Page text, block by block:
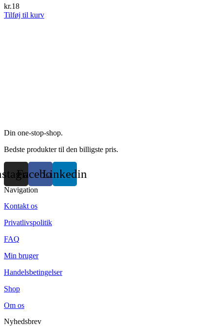
kr.18
Tilføj til kurv
Din one-stop-shop.
Bedste produkter til den billigste pris.
FacebookLinkedin
Navigation
Kontakt os
Privatlivspolitik
FAQ
Min bruger
Handelsbetingelser
Shop
Om os
Nyhedsbrev